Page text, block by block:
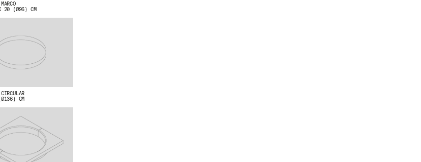
20 (Ø96) CM
CM
HE LLEGIT I ACCEPTO
ENVIA
ARE MOLINS